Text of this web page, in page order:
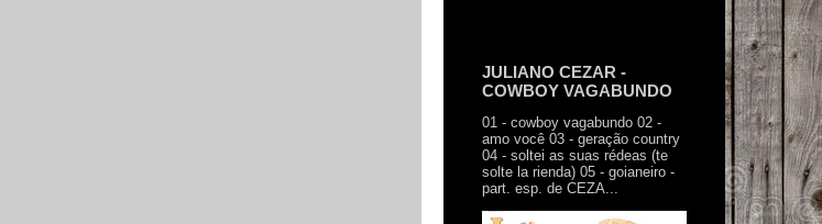
JULIANO CEZAR -
COWBOY VAGABUNDO
01 - cowboy vagabundo 02 -
amo você 03 - geração country
04 - soltei as suas rédeas (te
solte la rienda) 05 - goianeiro -
part. esp. de CEZA...